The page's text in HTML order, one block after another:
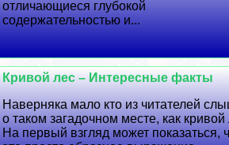
отличающиеся глубокой
содержательностью и...
Кривой лес – Интересные факты
Наверняка мало кто из читателей
о таком загадочном месте, как кривой
На первый взгляд может показаться,